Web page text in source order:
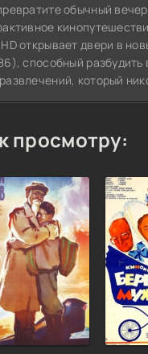
обычный
открывает двери в
способный
который
просмотру: